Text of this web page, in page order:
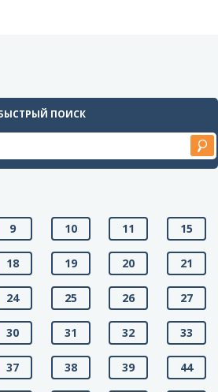
ПОИСК
9 10 11 15
18 19 20 21
24 25 26 27
30 31 32 33
37 38 39 44